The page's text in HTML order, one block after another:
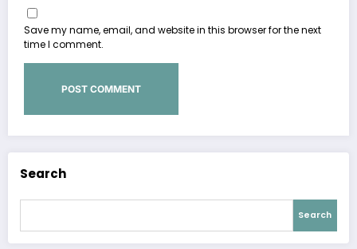
Save my name, email, and website in this browser for the next
time I comment.
Search
Search